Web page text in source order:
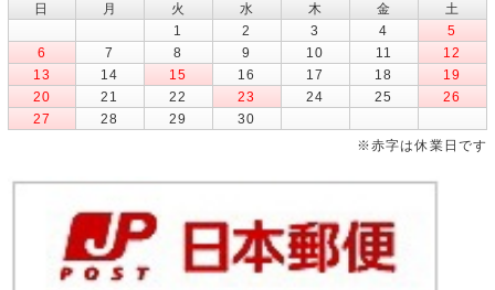
日
月 火 水 木 金
土
1
2 3 4
5
6
7 8 9 10 11
12
13
14 15 16 17 18
19
20
21 22 23 24 25
26
27
28 29
30
※赤字は休業日です